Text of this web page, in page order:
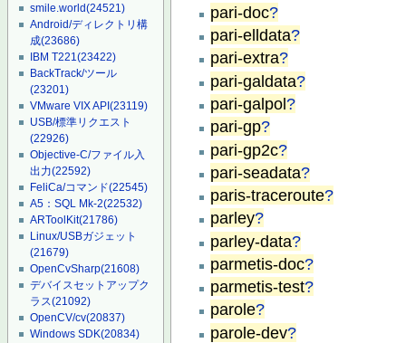
smile.world(24521)
Android/ディレクトリ構
成(23686)
IBM T221(23422)
BackTrack/ツール
(23201)
VMware VIX API(23119)
USB/標準リクエスト
(22926)
Objective-C/ファイル入
出力(22592)
FeliCa/コマンド(22545)
A5：SQL Mk-2(22532)
ARToolKit(21786)
Linux/USBガジェット
(21679)
OpenCvSharp(21608)
デバイスセットアップク
ラス(21092)
OpenCV/cv(20837)
Windows SDK(20834)
pari-doc?
pari-elldata?
pari-extra?
pari-galdata?
pari-galpol?
pari-gp?
pari-gp2c?
pari-seadata?
paris-traceroute?
parley?
parley-data?
parmetis-doc?
parmetis-test?
parole?
parole-dev?